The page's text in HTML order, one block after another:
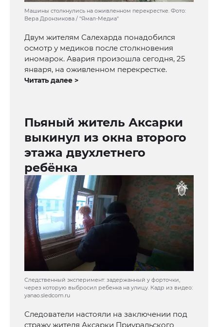
Машины столкнулись на оживленном перекрестке. Фото:
Вера Дронзикова / "Ямал-Медиа"
Двум жителям Салехарда понадобился
осмотр у медиков после столкновения
иномарок. Авария произошла сегодня, 25
января, на оживленном перекрестке.
Читать далее >
Пьяный житель Аксарки
выкинул из окна второго
этажа двухлетнего
ребёнка
Следственный эксперимент: задержанный у форточки,
через которую выбросил ребенка на улицу. Кадр из видео:
yanao.sledcom.ru
Следователи настояли на заключении под
стражу жителя Аксарки Приуральского